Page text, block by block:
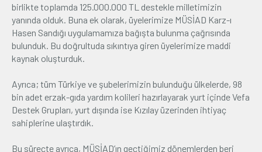
birlikte toplamda 125.000.000 TL destekle milletimizin
yanında olduk. Buna ek olarak, üyelerimize MÜSİAD Karz-ı
Hasen Sandığı uygulamamıza bağışta bulunma çağrısında
bulunduk. Bu doğrultuda sıkıntıya giren üyelerimize maddi
kaynak oluşturduk.
Ayrıca; tüm Türkiye ve şubelerimizin bulunduğu ülkelerde, 98
bin adet erzak-gıda yardım kolileri hazırlayarak yurt içinde Vefa
Destek Grupları, yurt dışında ise Kızılay üzerinden ihtiyaç
sahiplerine ulaştırdık.
Bu süreçte ayrıca, MÜSİAD’ın geçtiğimiz dönemlerden beri